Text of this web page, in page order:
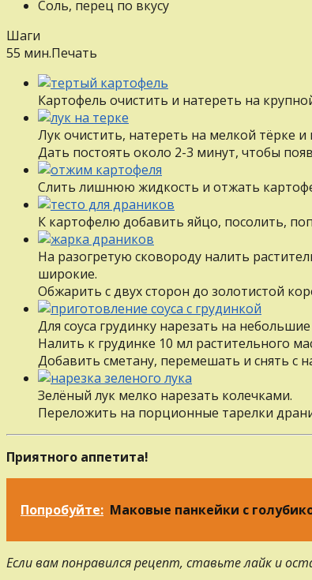
Соль, перец по вкусу
Шаги
55 мин.Печать
Картофель очистить и натереть на
Лук очистить, натереть на мелкой тёрке
Дать постоять около 2-3 минут, чтобы
Слить лишнюю жидкость и отжать
К картофелю добавить яйцо, посолить,
На разогретую сковороду налить
широкие.
Обжарить с двух сторон до золотистой
Для соуса грудинку нарезать на
Налить к грудинке 10 мл растительного
Добавить сметану, перемешать и снять с
Зелёный лук мелко нарезать колечками.
Переложить на порционные тарелки
Приятного аппетита!
Попробуйте: Маковые панкейки с
Если вам понравился рецепт, ставьте лайк и